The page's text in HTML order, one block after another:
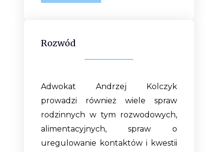
Rozwód
Adwokat Andrzej Kolczyk
prowadzi również wiele spraw
rodzinnych w tym rozwodowych,
alimentacyjnych, spraw o
uregulowanie kontaktów i kwestii